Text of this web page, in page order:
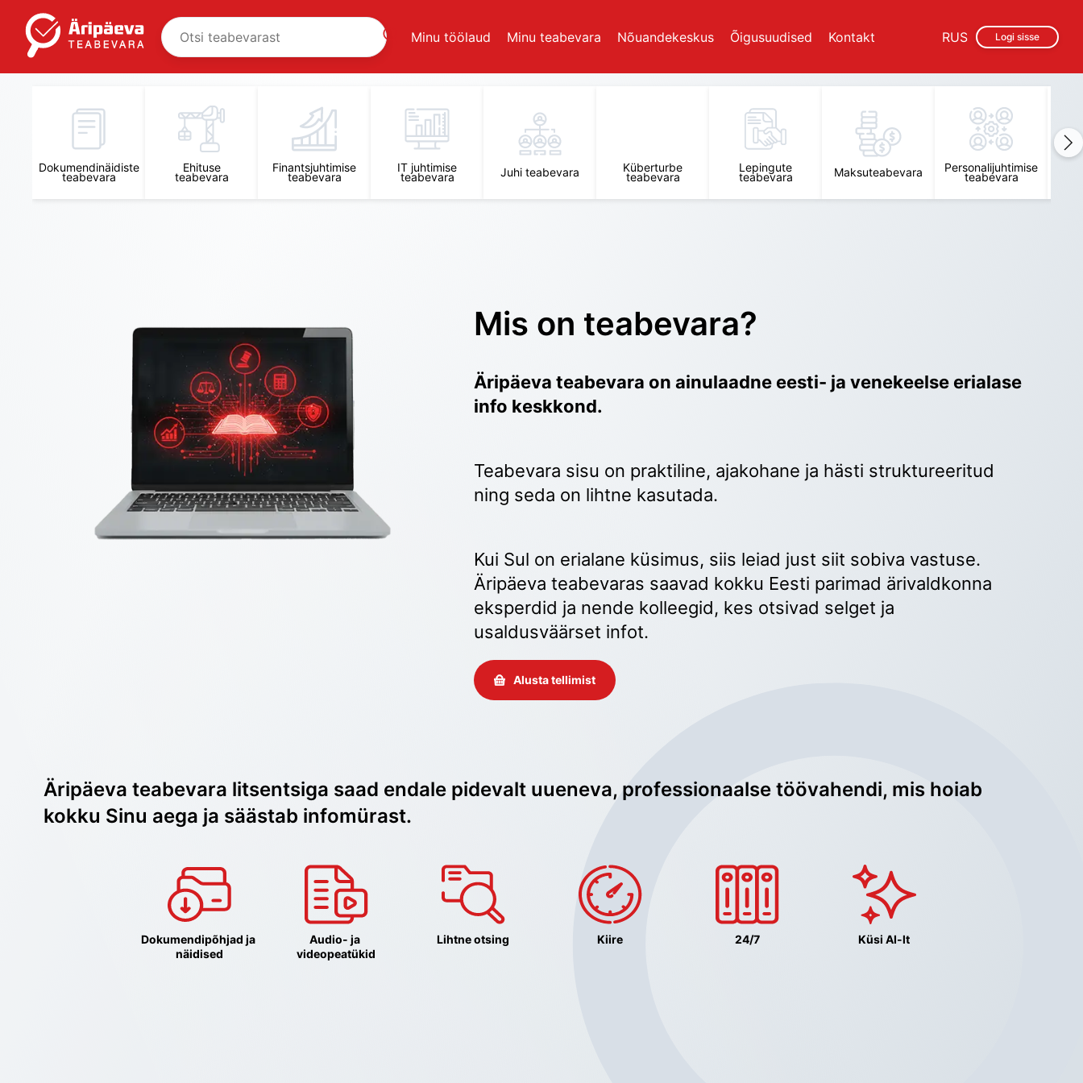
Minu töölaud Minu teabevara Nõuandekeskus Õigusuudised Kontakt Logi sisse
RUS
Dokumendinäidiste
teabevara
Ehituse
teabevara
Finantsjuhtimise
teabevara
IT juhtimise
teabevara Juhi teabevara Küberturbe
teabevara
Lepingute
teabevara Maksuteabevara Personalijuhtimise
teabevara
Mis on teabevara?
Äripäeva teabevara on ainulaadne eesti- ja venekeelse erialase
info keskkond.
Teabevara sisu on praktiline, ajakohane ja hästi struktureeritud
ning seda on lihtne kasutada.
Kui Sul on erialane küsimus, siis leiad just siit sobiva vastuse.
Äripäeva teabevaras saavad kokku Eesti parimad ärivaldkonna
eksperdid ja nende kolleegid, kes otsivad selget ja
usaldusväärset infot.
Alusta tellimist
Äripäeva teabevara litsentsiga saad endale pidevalt uueneva, professionaalse töövahendi, mis hoiab
kokku Sinu aega ja säästab infomürast.
Dokumendipõhjad ja
näidised
Audio- ja
videopeatükid
Lihtne otsing Kiire 24/7 Küsi AI-lt